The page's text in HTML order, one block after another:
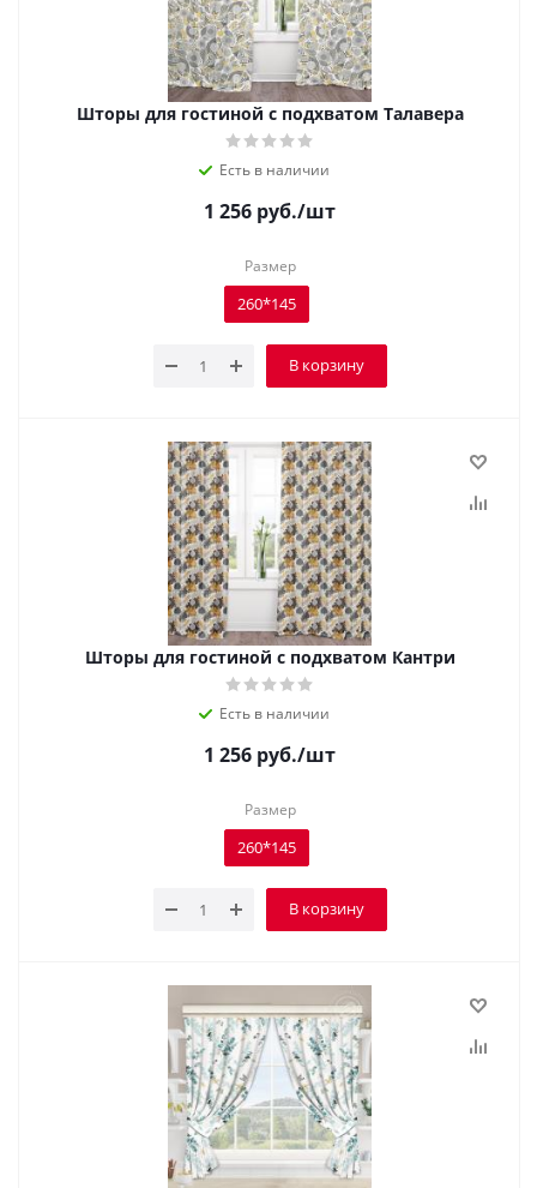
Шторы для гостиной с подхватом Талавера
Есть в наличии
1 256 руб./шт
Размер
260*145
В корзину
Шторы для гостиной с подхватом Кантри
Есть в наличии
1 256 руб./шт
Размер
260*145
В корзину